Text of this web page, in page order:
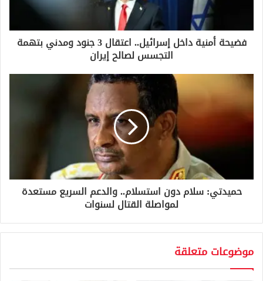
ر
فضيحة أمنية داخل إسرائيل.. اعتقال 3 جنود ومدني بتهمة
التجسس لصالح إيران
حميدتي: سلام دون استسلام.. والدعم السريع مستعدة
لمواصلة القتال لسنوات
موضوعات متعلقة